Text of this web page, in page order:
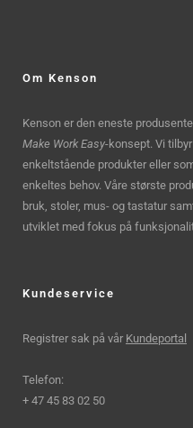
Om Kenson
Kenson er den eneste
Make Work Easy-konsept. Vi
enkeltstående produkter eller
enkeltes behov. Våre største
bruk, stoler, mus- og tastatur
utviklet med fokus på
Kundeservice
Registrer sak på vår Kundeportal
Telefon:
+ 47 45 83 02 50